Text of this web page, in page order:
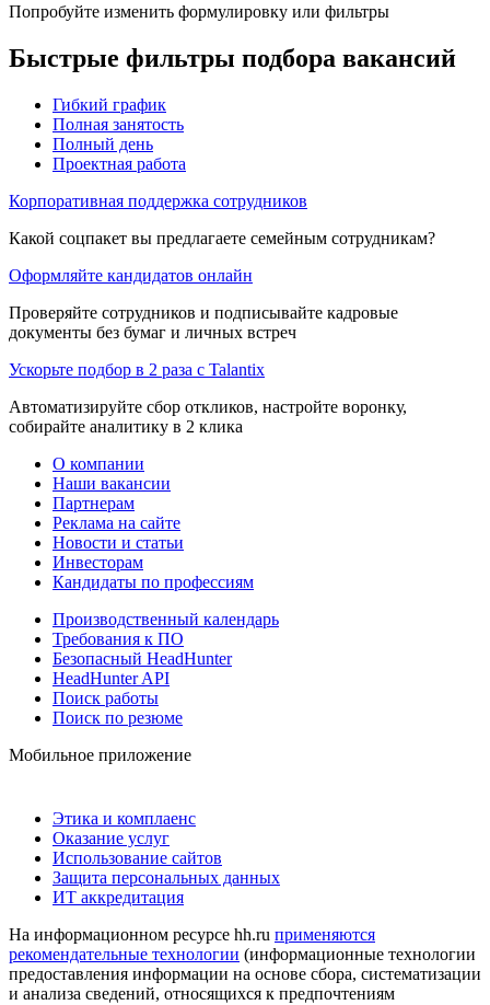
Попробуйте изменить формулировку или фильтры
Быстрые фильтры подбора вакансий
Гибкий график
Полная занятость
Полный день
Проектная работа
Корпоративная поддержка сотрудников
Какой соцпакет вы предлагаете семейным сотрудникам?
Оформляйте кандидатов онлайн
Проверяйте сотрудников и подписывайте кадровые
документы без бумаг и личных встреч
Ускорьте подбор в 2 раза с Talantix
Автоматизируйте сбор откликов, настройте воронку,
собирайте аналитику в 2 клика
О компании
Наши вакансии
Партнерам
Реклама на сайте
Новости и статьи
Инвесторам
Кандидаты по профессиям
Производственный календарь
Требования к ПО
Безопасный HeadHunter
HeadHunter API
Поиск работы
Поиск по резюме
Мобильное приложение
Этика и комплаенс
Оказание услуг
Использование сайтов
Защита персональных данных
ИТ аккредитация
На информационном ресурсе hh.ru применяются
рекомендательные технологии (информационные технологии
предоставления информации на основе сбора, систематизации
и анализа сведений, относящихся к предпочтениям